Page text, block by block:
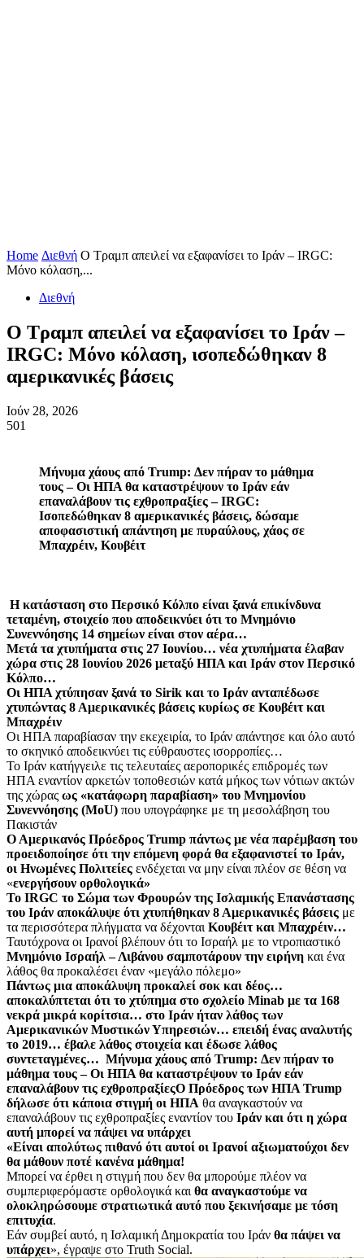
Home Διεθνή Ο Τραμπ απειλεί να εξαφανίσει το Ιράν – IRGC:
Μόνο κόλαση,...
Διεθνή
Ο Τραμπ απειλεί να εξαφανίσει το Ιράν –
IRGC: Μόνο κόλαση, ισοπεδώθηκαν 8
αμερικανικές βάσεις
Ιούν 28, 2026
501
Μήνυμα χάους από Trump: Δεν πήραν το μάθημα
τους – Οι ΗΠΑ θα καταστρέψουν το Ιράν εάν
επαναλάβουν τις εχθροπραξίες – IRGC:
Ισοπεδώθηκαν 8 αμερικανικές βάσεις, δώσαμε
αποφασιστική απάντηση με πυραύλους, χάος σε
Μπαχρέιν, Κουβέιτ
Η κατάσταση στο Περσικό Κόλπο είναι ξανά επικίνδυνα
τεταμένη, στοιχείο που αποδεικνύει ότι το Μνημόνιο
Συνεννόησης 14 σημείων είναι στον αέρα…
Μετά τα χτυπήματα στις 27 Ιουνίου… νέα χτυπήματα έλαβαν
χώρα στις 28 Ιουνίου 2026 μεταξύ ΗΠΑ και Ιράν στον Περσικό
Κόλπο…
Οι ΗΠΑ χτύπησαν ξανά το Sirik και το Ιράν ανταπέδωσε
χτυπώντας 8 Αμερικανικές βάσεις κυρίως σε Κουβέιτ και
Μπαχρέιν
Οι ΗΠΑ παραβίασαν την εκεχειρία, το Ιράν απάντησε και όλο αυτό
το σκηνικό αποδεικνύει τις εύθραυστες ισορροπίες…
Το Ιράν κατήγγειλε τις τελευταίες αεροπορικές επιδρομές των
ΗΠΑ εναντίον αρκετών τοποθεσιών κατά μήκος των νότιων ακτών
της χώρας ως «κατάφωρη παραβίαση» του Μνημονίου
Συνεννόησης (MoU) που υπογράφηκε με τη μεσολάβηση του
Πακιστάν
Ο Αμερικανός Πρόεδρος Trump πάντως με νέα παρέμβαση του
προειδοποίησε ότι την επόμενη φορά θα εξαφανιστεί το Ιράν,
οι Ηνωμένες Πολιτείες ενδέχεται να μην είναι πλέον σε θέση να
«ενεργήσουν ορθολογικά»
Το IRGC το Σώμα των Φρουρών της Ισλαμικής Επανάστασης
του Ιράν αποκάλυψε ότι χτυπήθηκαν 8 Αμερικανικές βάσεις με
τα περισσότερα πλήγματα να δέχονται Κουβέιτ και Μπαχρέιν…
Ταυτόχρονα οι Ιρανοί βλέπουν ότι το Ισραήλ με το ντροπιαστικό
Μνημόνιο Ισραήλ – Λιβάνου σαμποτάρουν την ειρήνη και ένα
λάθος θα προκαλέσει έναν «μεγάλο πόλεμο»
Πάντως μια αποκάλυψη προκαλεί σοκ και δέος…
αποκαλύπτεται ότι το χτύπημα στο σχολείο Minab με τα 168
νεκρά μικρά κορίτσια… στο Ιράν ήταν λάθος των
Αμερικανικών Μυστικών Υπηρεσιών… επειδή ένας αναλυτής
το 2019… έβαλε λάθος στοιχεία και έδωσε λάθος
συντεταγμένες… Μήνυμα χάους από Trump: Δεν πήραν το
μάθημα τους – Οι ΗΠΑ θα καταστρέψουν το Ιράν εάν
επαναλάβουν τις εχθροπραξίεςΟ Πρόεδρος των ΗΠΑ Trump
δήλωσε ότι κάποια στιγμή οι ΗΠΑ θα αναγκαστούν να
επαναλάβουν τις εχθροπραξίες εναντίον του Ιράν και ότι η χώρα
αυτή μπορεί να πάψει να υπάρχει
«Είναι απολύτως πιθανό ότι αυτοί οι Ιρανοί αξιωματούχοι δεν
θα μάθουν ποτέ κανένα μάθημα!
Μπορεί να έρθει η στιγμή που δεν θα μπορούμε πλέον να
συμπεριφερόμαστε ορθολογικά και θα αναγκαστούμε να
ολοκληρώσουμε στρατιωτικά αυτό που ξεκινήσαμε με τόση
επιτυχία.
Εάν συμβεί αυτό, η Ισλαμική Δημοκρατία του Ιράν θα πάψει να
υπάρχει», έγραψε στο Truth Social.